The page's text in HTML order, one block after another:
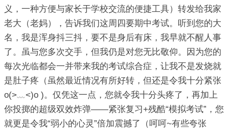
义，一种方便与家长于学校交流的便捷工具）转发给我家
老大（老妈），告诉我们这周四要期中考试。听到您的大
名，我是浑身抖三抖，要不是身后有床，我早就不醒人事
了。虽与您多次交手，但我仍是对您无比敬仰。因为您的
每次光临都会一并带来我的考试综合症，让我不是发烧就
是肚子疼（虽然最近情况有所好转，但还是令我十分紧张
o(>﹏<)o )。仅凭这一点，您就令我十分头疼了，再加上
你投掷的超级双效炸弹——紧张复习+残酷“模拟考试”，您
就更是令我“弱小的心灵”倍加震撼了（呵呵~有些夸张